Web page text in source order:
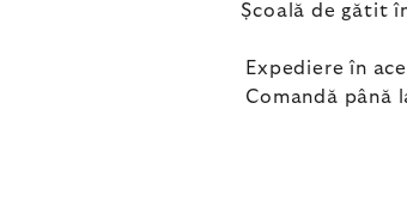
Școală de gătit
Expediere în
Comandă până